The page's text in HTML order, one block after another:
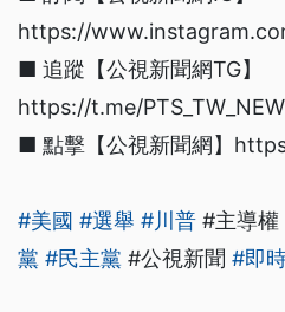
https://
■ 追蹤【公視新聞網TG】
https://t.me/
■ 點擊【公視新聞網】
#美國 #選舉 #川普 #主導權
黨 #民主黨 #公視新聞 #即